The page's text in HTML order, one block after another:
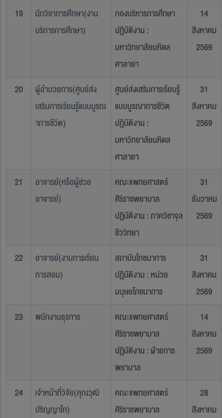
19
นักวิชาการศึกษา(งาน
บริการการศึกษา)
กองบริหารการศึกษา
ปฏิบัติงาน :
มหาวิทยาลัยมหิดล
ศาลายา
14
สิงหาคม
2569
20
ผู้อำนวยการ(ศูนย์ส่ง
เสริมการเรียนรู้แบบบูรณ
าการชีวิต)
ศูนย์ส่งเสริมการเรียนรู้
แบบบูรณาการชีวิต
ปฏิบัติงาน :
มหาวิทยาลัยมหิดล
ศาลายา
31
สิงหาคม
2569
21
อาจารย์(หรือผู้ช่วย
อาจารย์)
คณะแพทยศาสตร์
ศิริราชพยาบาล
ปฏิบัติงาน : ภาควิชาจุล
ชีววิทยา
31
ธันวาคม
2569
22
อาจารย์(งานการเรียน
การสอน)
สถาบันโภชนาการ
ปฏิบัติงาน : หน่วย
มนุษยโภชนาการ
31
สิงหาคม
2569
23
พนักงานธุรการ
คณะแพทยศาสตร์
ศิริราชพยาบาล
ปฏิบัติงาน : ฝ่ายการ
พยาบาล
14
สิงหาคม
2569
24
เจ้าหน้าที่วิจัย(คุณวุฒิ
ปริญญาโท)
คณะแพทยศาสตร์
ศิริราชพยาบาล
28
สิงหาคม